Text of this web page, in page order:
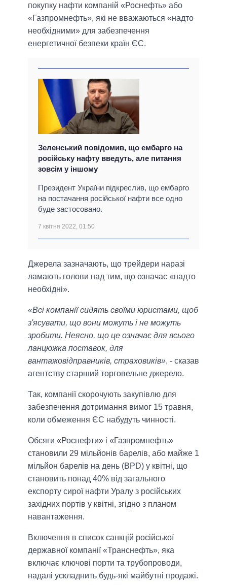
покупку нафти компаній «Роснефть» або
«Газпромнефть», які не вважаються «надто
необхідними» для забезпечення
енергетичної безпеки країн ЄС.
Зеленський повідомив, що ембарго на
російську нафту введуть, але питання
зовсім у іншому
Президент України підкреслив, що ембарго
на постачання російської нафти все одно
буде застосовано.
7 квітня 2022, 01:50
Джерела зазначають, що трейдери наразі
ламають голови над тим, що означає «надто
необхідні».
«Всі компанії сидять своїми юристами, щоб
з'ясувати, що вони можуть і не можуть
зробити. Неясно, що це означає для всього
ланцюжка поставок, для
вантажовідправників, страховиків», - сказав
агентству старший торговельне джерело.
Так, компанії скорочують закупівлю для
забезпечення дотримання вимог 15 травня,
коли обмеження ЄС набудуть чинності.
Обсяги «Роснефти» і «Газпромнефть»
становили 29 мільйонів барелів, або майже 1
мільйон барелів на день (BPD) у квітні, що
становить понад 40% від загального
експорту сирої нафти Уралу з російських
західних портів у квітні, згідно з планом
навантаження.
Включення в список санкцій російської
державної компанії «Транснефть», яка
включає ключові порти та трубопроводи,
надалі ускладнить будь-які майбутні продажі.